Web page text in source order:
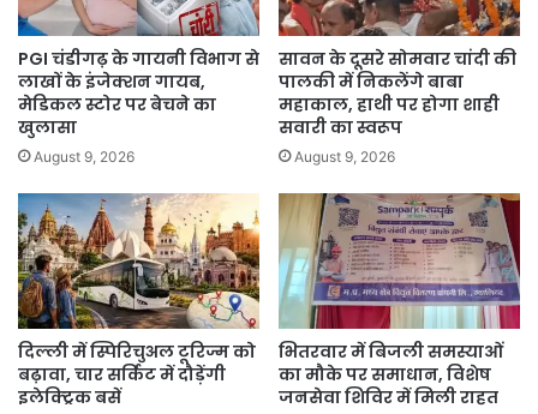
PGI चंडीगढ़ के गायनी विभाग से
लाखों के इंजेक्शन गायब,
मेडिकल स्टोर पर बेचने का
खुलासा
August 9, 2026
सावन के दूसरे सोमवार चांदी की
पालकी में निकलेंगे बाबा
महाकाल, हाथी पर होगा शाही
सवारी का स्वरूप
August 9, 2026
दिल्ली में स्पिरिचुअल टूरिज्म को
बढ़ावा, चार सर्किट में दौड़ेंगी
इलेक्ट्रिक बसें
भितरवार में बिजली समस्याओं
का मौके पर समाधान, विशेष
जनसेवा शिविर में मिली राहत